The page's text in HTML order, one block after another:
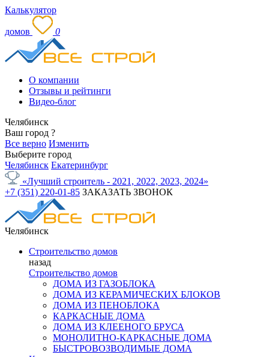
Калькулятор
домов 0
О компании
Отзывы и рейтинги
Видео-блог
Челябинск
Ваш город ?
Все верно Изменить
Выберите город
Челябинск Екатеринбург
«Лучший строитель - 2021, 2022, 2023, 2024»
+7 (351) 220-01-85 ЗАКАЗАТЬ ЗВОНОК
Челябинск
Строительство домов
назад
Строительство домов
ДОМА ИЗ ГАЗОБЛОКА
ДОМА ИЗ КЕРАМИЧЕСКИХ БЛОКОВ
ДОМА ИЗ ПЕНОБЛОКА
КАРКАСНЫЕ ДОМА
ДОМА ИЗ КЛЕЕНОГО БРУСА
МОНОЛИТНО-КАРКАСНЫЕ ДОМА
БЫСТРОВОЗВОДИМЫЕ ДОМА